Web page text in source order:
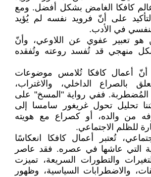
كافكا الغامض بشكل أفضل. ومع
على أنّ فرويد نفسه لم يُؤيد
في الأدب.
هو تعبير عفوي عن اللاوعي، وأنّ
منهجي قد تُفسد روعته وتُفقده
أنّ أعمال كافكا تُلامس موضوعات
بالصراع الداخلي، والاغتراب،
المُضطربة. ففي رواية "المسخ" على
تحليل تحول غريغور سامسا إلى
من والده، أو كصراع مع هويته
للظلم الاجتماعي.
تُعتبر أعمال كافكا انعكاسًا
التي عاشها في عصره. فقد عاصر
والتطورات السريعة، تميزت
والاضطرابات السياسية، وظهور